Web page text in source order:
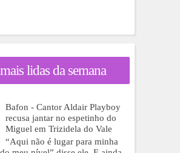
lidas da semana
Bafon - Cantor Aldair Playboy
recusa jantar no espetinho do
Miguel em Trizidela do Vale
“Aqui não é lugar para minha